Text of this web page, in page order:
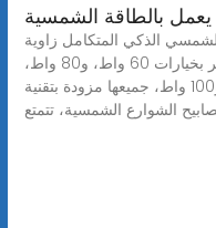
بالطاقة الشمسية
الذكي المتكامل زاوية
إضاءة واسعة تبلغ 140 درجة، ويتوفر بخيارات 60 واط، و80 واط،
و100 واط، جميعها مزودة بتقنية LED بمستشعر IP65. بصفتها شركة
الشوارع الشمسية، تتمتع